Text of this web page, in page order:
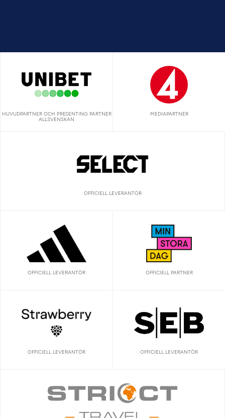
HUVUDPARTNER OCH PRESENTING PARTNER
ALLSVENSKAN
MEDIAPARTNER
OFFICIELL LEVERANTÖR
OFFICIELL LEVERANTÖR OFFICIELL PARTNER
OFFICIELL LEVERANTÖR OFFICIELL LEVERANTÖR